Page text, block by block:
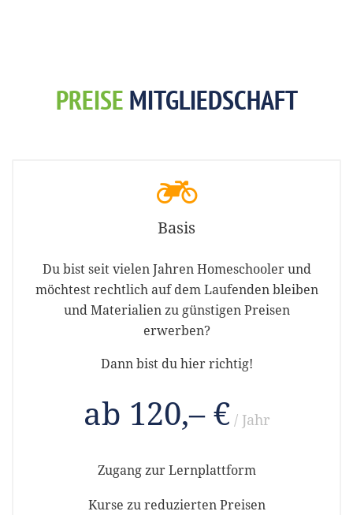
PREISE MITGLIEDSCHAFT
Basis
Du bist seit vielen Jahren Homeschooler und
möchtest rechtlich auf dem Laufenden bleiben
und Materialien zu günstigen Preisen
erwerben?
Dann bist du hier richtig!
ab 120,– € / Jahr
Zugang zur Lernplattform
Kurse zu reduzierten Preisen